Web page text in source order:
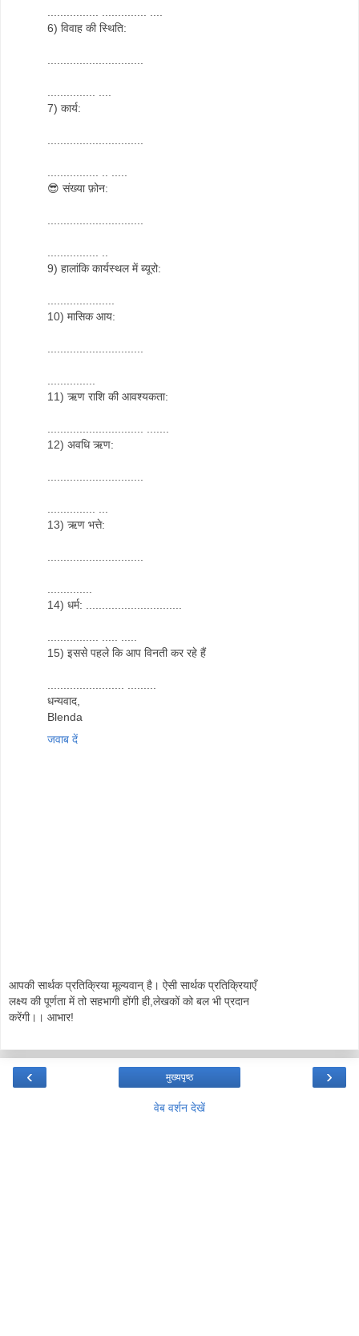
6) विवाह की स्थिति:
7) कार्य:
😎 संख्या फ़ोन:
9) हालांकि कार्यस्थल में ब्यूरो:
10) मासिक आय:
11) ऋण राशि की आवश्यकता:
12) अवधि ऋण:
13) ऋण भत्ते:
14) धर्म: ..............................
15) इससे पहले कि आप विनती कर रहे हैं
धन्यवाद,
Blenda
जवाब दें
आपकी सार्थक प्रतिक्रिया मूल्यवान् है। ऐसी सार्थक प्रतिक्रियाएँ
लक्ष्य की पूर्णता में तो सहभागी होंगी ही,लेखकों को बल भी प्रदान
करेंगी।। आभार!
‹ ›
मुख्यपृष्ठ
वेब वर्शन देखें